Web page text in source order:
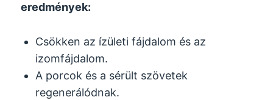
eredmények:
Csökken az ízületi fájdalom és az
izomfájdalom.
A porcok és a sérült szövetek
regenerálódnak.